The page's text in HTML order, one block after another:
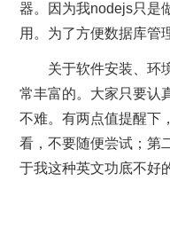
器。因为我nodejs只是
用。为了方便数据库管
关于软件安装、环
常丰富的。大家只要认
不难。有两点值提醒下
看，不要随便尝试；第
于我这种英文功底不好